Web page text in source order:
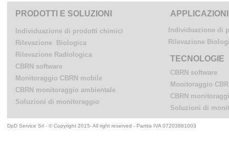
DpD Service Srl - © Copyright 2015- All right reserved - Partita IVA 07203881003
PRODOTTI E SOLUZIONI APPLICAZIONI
TECNOLOGIE
Individuazione di prodotti chimici
Rilevazione Biologica
Rilevazione Radiologica
CBRN software
Monitoraggio CBRN mobile
CBRN monitoraggio ambientale
Soluzioni di monitoraggio
Individuazione di
Rilevazione
CBRN software
Monitoraggio
CBRN
Soluzioni di